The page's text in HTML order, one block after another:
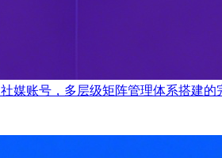
媒账号，多层级矩阵管理体系搭建的